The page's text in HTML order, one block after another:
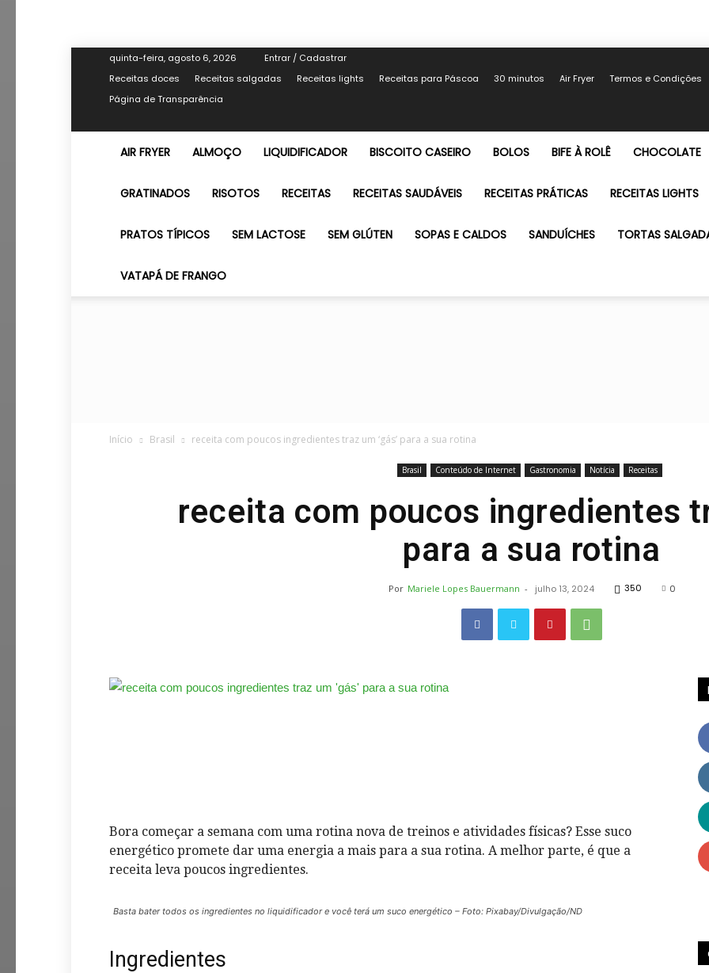
quinta-feira, agosto 6, 2026
Entrar / Cadastrar
Receitas doces
Receitas salgadas Receitas lights Receitas para Páscoa 30 minutos Air Fryer
Termos e Condições
Página de Transparência
AIR FRYER ALMOÇO LIQUIDIFICADOR BISCOITO CASEIRO BOLOS BIFE À ROLÊ CHOCOLATE
GRATINADOS RISOTOS RECEITAS RECEITAS SAUDÁVEIS RECEITAS PRÁTICAS RECEITAS LIGHTS
PRATOS TÍPICOS SEM LACTOSE SEM GLÚTEN SOPAS E CALDOS SANDUÍCHES TORTAS
VATAPÁ DE FRANGO
Deliciosas
Início Brasil receita com poucos ingredientes traz um ‘gás’ para a sua rotina
Brasil Conteúdo de Internet Gastronomia Notícia Receitas
receita com poucos ingredientes
para a sua rotina
Por Mariele Lopes Bauermann - julho 13, 2024 350 0
Bora começar a semana com uma rotina nova de treinos e atividades físicas? Esse suco
energético promete dar uma energia a mais para a sua rotina. A melhor parte, é que a
receita leva poucos ingredientes.
Basta bater todos os ingredientes no liquidificador e você terá um suco energético – Foto: Pixabay/Divulgação/ND
Ingredientes